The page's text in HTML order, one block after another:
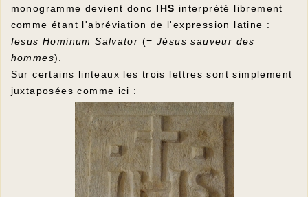
monogramme devient donc IHS interprété librement
comme étant l'abréviation de l'expression latine :
Iesus Hominum Salvator (= Jésus sauveur des
hommes).
Sur certains linteaux les trois lettres sont simplement
juxtaposées comme ici :